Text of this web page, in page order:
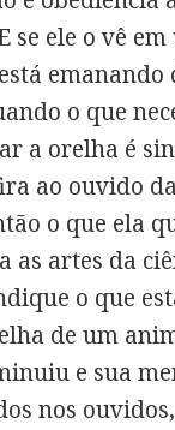
se ele o vê
emanando
o que
a orelha é
ao ouvido
o que ela
as artes da
o que
de um
e sua
nos